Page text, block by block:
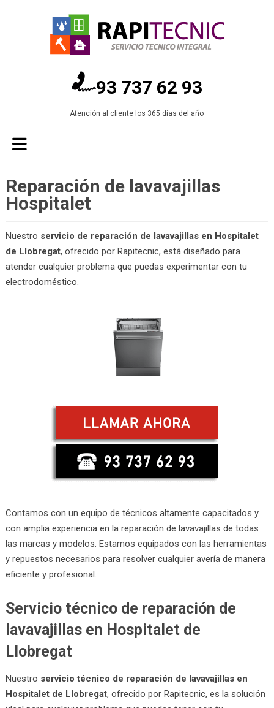
93 737 62 93
Atención al cliente los 365 días del año
Reparación de lavavajillas
Hospitalet
Nuestro servicio de reparación de lavavajillas en Hospitalet
de Llobregat, ofrecido por Rapitecnic, está diseñado para
atender cualquier problema que puedas experimentar con tu
electrodoméstico.
Contamos con un equipo de técnicos altamente capacitados y
con amplia experiencia en la reparación de lavavajillas de todas
las marcas y modelos. Estamos equipados con las herramientas
y repuestos necesarios para resolver cualquier avería de manera
eficiente y profesional.
Servicio técnico de reparación de
lavavajillas en Hospitalet de
Llobregat
Nuestro servicio técnico de reparación de lavavajillas en
Hospitalet de Llobregat, ofrecido por Rapitecnic, es la solución